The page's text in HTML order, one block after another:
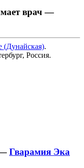
врач —
.
Россия.
—Гварамия Эка